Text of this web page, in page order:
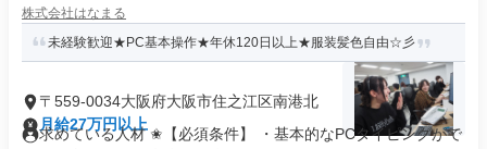
株式会社はなまる
未経験歓迎★PC基本操作★年休120日以上★服装髪色自由☆彡
〒559-0034大阪府大阪市住之江区南港北
月給27万円以上
求めている人材 ✬【必須条件】 ・基本的なPCタイピングがで